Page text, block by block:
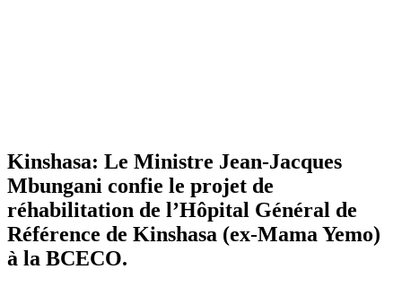
Kinshasa: Le Ministre Jean-Jacques
Mbungani confie le projet de
réhabilitation de l’Hôpital Général de
Référence de Kinshasa (ex-Mama Yemo)
à la BCECO.